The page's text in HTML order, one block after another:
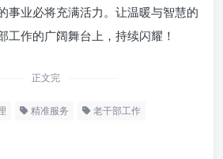
事业必将充满活力。让温暖与智慧的
工作的广阔舞台上，持续闪耀！
正文完
精准服务 老干部工作